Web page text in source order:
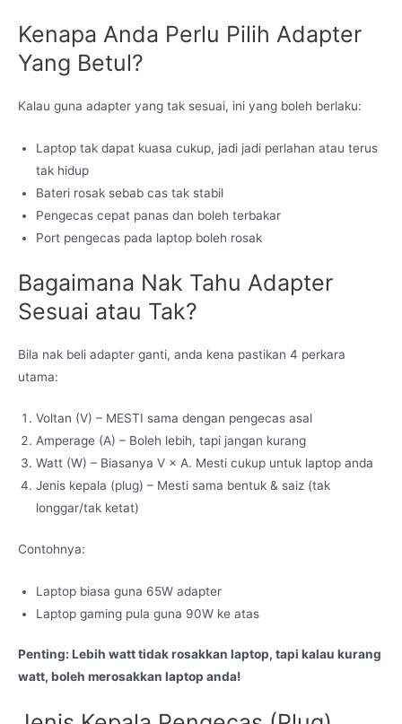
Kenapa Anda Perlu Pilih Adapter
Yang Betul?
Kalau guna adapter yang tak sesuai, ini yang boleh berlaku:
Laptop tak dapat kuasa cukup, jadi jadi perlahan atau terus
tak hidup
Bateri rosak sebab cas tak stabil
Pengecas cepat panas dan boleh terbakar
Port pengecas pada laptop boleh rosak
Bagaimana Nak Tahu Adapter
Sesuai atau Tak?
Bila nak beli adapter ganti, anda kena pastikan 4 perkara
utama:
Voltan (V) – MESTI sama dengan pengecas asal
Amperage (A) – Boleh lebih, tapi jangan kurang
Watt (W) – Biasanya V × A. Mesti cukup untuk laptop anda
Jenis kepala (plug) – Mesti sama bentuk & saiz (tak
longgar/tak ketat)
Contohnya:
Laptop biasa guna 65W adapter
Laptop gaming pula guna 90W ke atas
Penting: Lebih watt tidak rosakkan laptop, tapi kalau kurang
watt, boleh merosakkan laptop anda!